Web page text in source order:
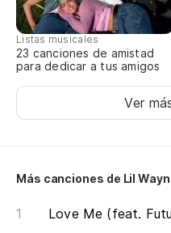
Listas musicales
23 canciones de amistad
para dedicar a tus amigos
Ver
Más canciones de Lil
Love Me (feat.